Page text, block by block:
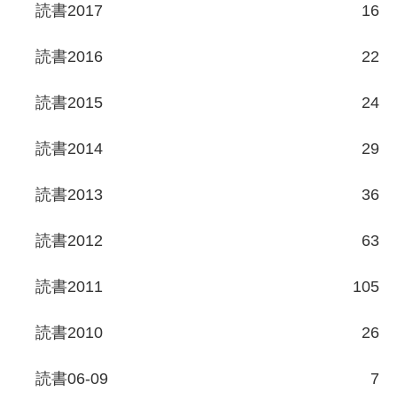
読書2017 16
読書2016 22
読書2015 24
読書2014 29
読書2013 36
読書2012 63
読書2011 105
読書2010 26
読書06-09 7